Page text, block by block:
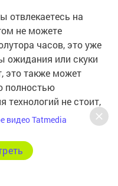
отвлекаетесь на
не можете
часов, это уже
ожидания или скуки
это также может
полностью
технологий не стоит,
как
видео Tatmedia